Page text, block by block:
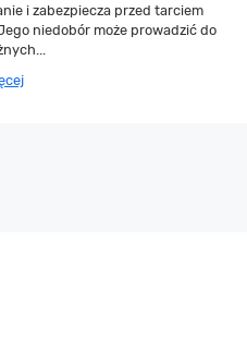
i zabezpiecza przed tarciem
niedobór może prowadzić do